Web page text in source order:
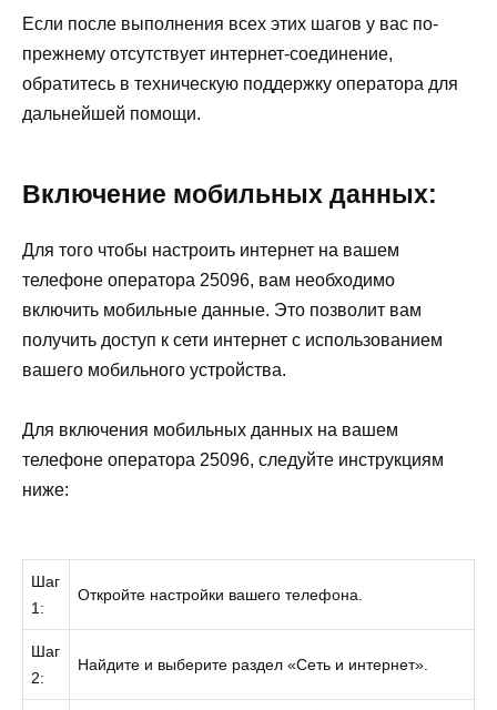
Если после выполнения всех этих шагов у вас по-
прежнему отсутствует интернет-соединение,
обратитесь в техническую поддержку оператора для
дальнейшей помощи.
Включение мобильных данных:
Для того чтобы настроить интернет на вашем
телефоне оператора 25096, вам необходимо
включить мобильные данные. Это позволит вам
получить доступ к сети интернет с использованием
вашего мобильного устройства.
Для включения мобильных данных на вашем
телефоне оператора 25096, следуйте инструкциям
ниже:
Шаг
1:
Откройте настройки вашего телефона.
Шаг
2:
Найдите и выберите раздел «Сеть и интернет».